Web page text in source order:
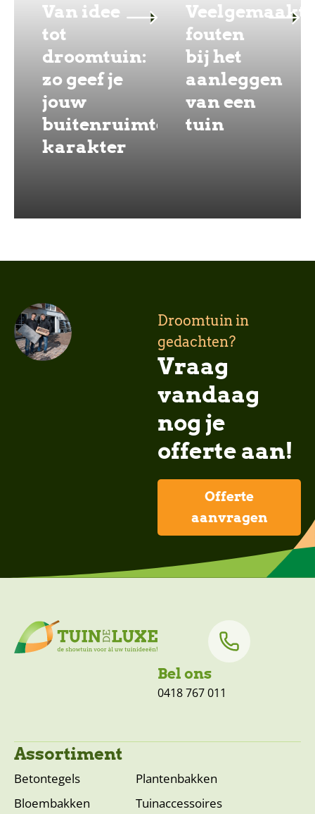
Van idee
tot
droomtuin:
zo geef je
jouw
buitenruimte
karakter
Veelgemaakte
fouten
bij het
aanleggen
van een
tuin
Droomtuin in
gedachten?
Vraag
vandaag
nog je
offerte aan!
Offerte
aanvragen
Bel ons
0418 767 011
Assortiment
Betontegels
Bloembakken
Plantenbakken
Tuinaccessoires